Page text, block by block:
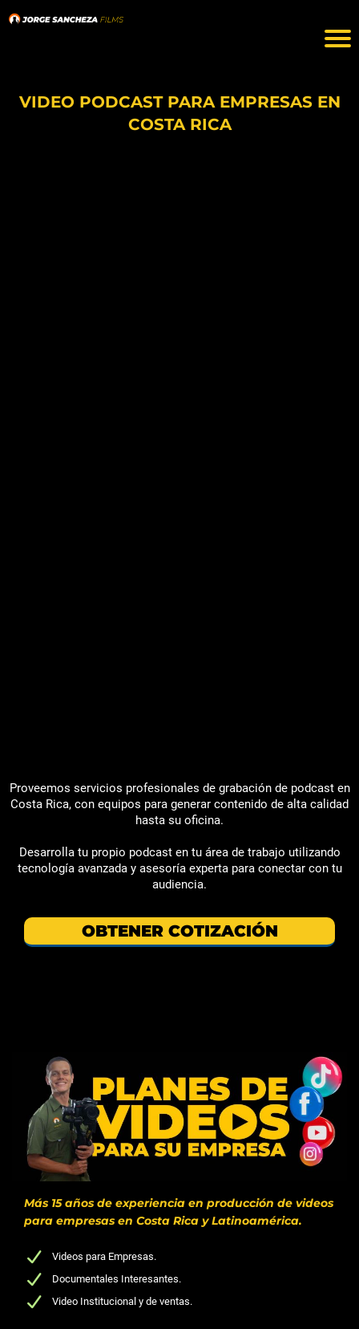
VIDEO PODCAST PARA EMPRESAS EN
COSTA RICA
Proveemos servicios profesionales de grabación de podcast en
Costa Rica, con equipos para generar contenido de alta calidad
hasta su oficina.
Desarrolla tu propio podcast en tu área de trabajo utilizando
tecnología avanzada y asesoría experta para conectar con tu
audiencia.
OBTENER COTIZACIÓN
Más 15 años de experiencia en producción de videos
para empresas en Costa Rica y Latinoamérica.
Videos para Empresas.
Documentales Interesantes.
Video Institucional y de ventas.